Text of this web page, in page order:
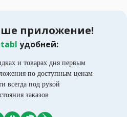
приложение!
удобней:
и товарах дня первым
по доступным ценам
всегда под рукой
заказов